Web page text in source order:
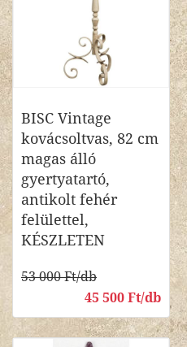
BISC Vintage
kovácsoltvas, 82 cm
magas álló
gyertyatartó,
antikolt fehér
felülettel,
KÉSZLETEN
53 000 Ft/db
45 500 Ft/db